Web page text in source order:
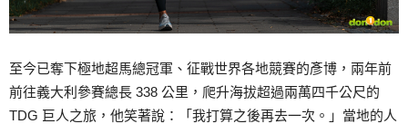
至今已奪下極地超馬總冠軍、征戰世界各地競賽的彥博，兩年前
前往義大利參賽總長 338 公里，爬升海拔超過兩萬四千公尺的
TDG 巨人之旅，他笑著說：「我打算之後再去一次。」當地的人